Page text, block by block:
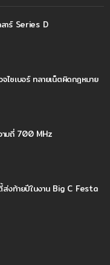
าร์ Series D
ไซเบอร์ ทลายเน็ตผิดกฎหมาย
ามถี่ 700 MHz
งท้ายปีในงาน Big C Festa